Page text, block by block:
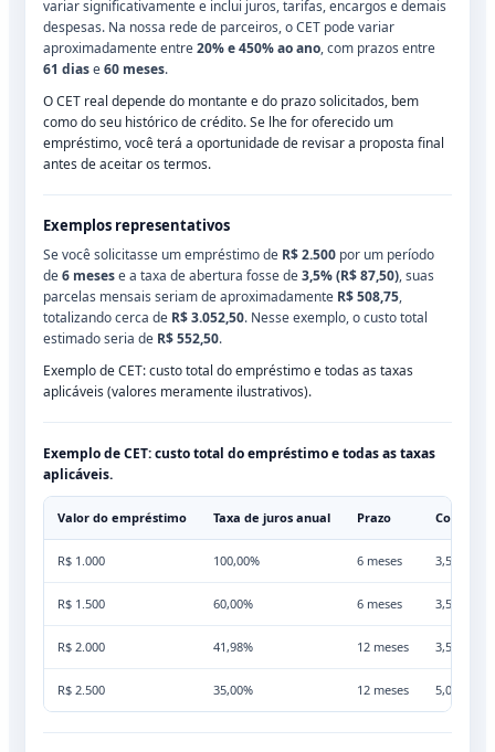
variar significativamente e inclui juros, tarifas, encargos e demais
despesas. Na nossa rede de parceiros, o CET pode variar
aproximadamente entre20% e 450% ao ano, com prazos entre
61 diase60 meses.
O CET real depende do montante e do prazo solicitados, bem
como do seu histórico de crédito. Se lhe for oferecido um
empréstimo, você terá a oportunidade de revisar a proposta final
antes de aceitar os termos.
Exemplos representativos
Se você solicitasse um empréstimo de R$ 2.500 por um período
de6 mesese a taxa de abertura fosse de3,5% (R$ 87,50), suas
parcelas mensais seriam de aproximadamente R$ 508,75,
totalizando cerca de R$ 3.052,50. Nesse exemplo, o custo total
estimado seria de R$ 552,50.
Exemplo de CET: custo total do empréstimo e todas as taxas
aplicáveis (valores meramente ilustrativos).
Exemplo de CET: custo total do empréstimo e todas as taxas
aplicáveis.
Valor do empréstimo Taxa de juros anual Prazo Comissão
R$ 1.000 100,00% 6 meses 3,50%
R$ 1.500 60,00% 6 meses 3,50%
R$ 2.000 41,98% 12 meses 3,50%
R$ 2.500 35,00% 12 meses 5,00%